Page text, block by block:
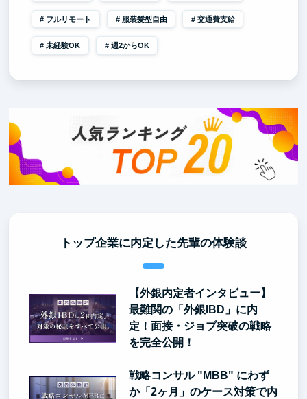
フルリモート 服装髪型自由 交通費支給
未経験OK 週2からOK
トップ企業に内定した先輩の体験談
【外銀内定者インタビュー】
最難関の「外銀IBD」に内
定！面接・ジョブ突破の戦略
を完全公開！
戦略コンサル "MBB" にわず
か「2ヶ月」のケース対策で内